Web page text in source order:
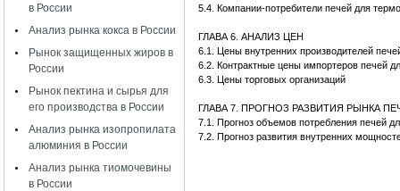
в России
Анализ рынка кокса в России
Рынок защищенных жиров в
России
Рынок пектина и сырья для
его производства в России
Анализ рынка изопропилата
алюминия в России
Анализ рынка тиомочевины
в России
5.4. Компании-потребители печей для
ГЛАВА 6. АНАЛИЗ ЦЕН
6.1. Цены внутренних производителей
6.2. Контрактные цены импортеров печей
6.3. Цены торговых организаций
ГЛАВА 7. ПРОГНОЗ РАЗВИТИЯ РЫНКА
7.1. Прогноз объемов потребления печей
7.2. Прогноз развития внутренних